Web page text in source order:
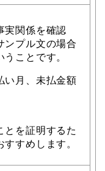
実関係を確認
ンプル文の場合
ことです。
い月、未払金額
とを証明するた
すめします。